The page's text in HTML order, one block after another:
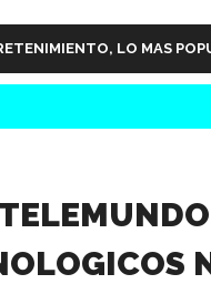
, LO MAS